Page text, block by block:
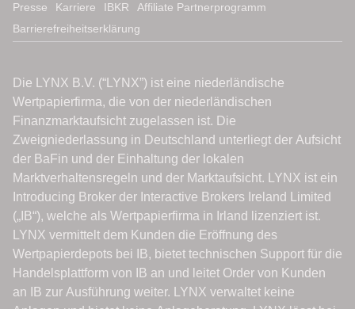
Presse
Karriere IBKR
Affiliate Partnerprogramm
Barrierefreiheitserklärung